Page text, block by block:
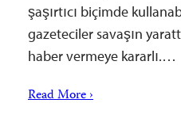
şaşırtıcı biçimde
gazeteciler savaşın
haber vermeye kararlı.…
Read More ›